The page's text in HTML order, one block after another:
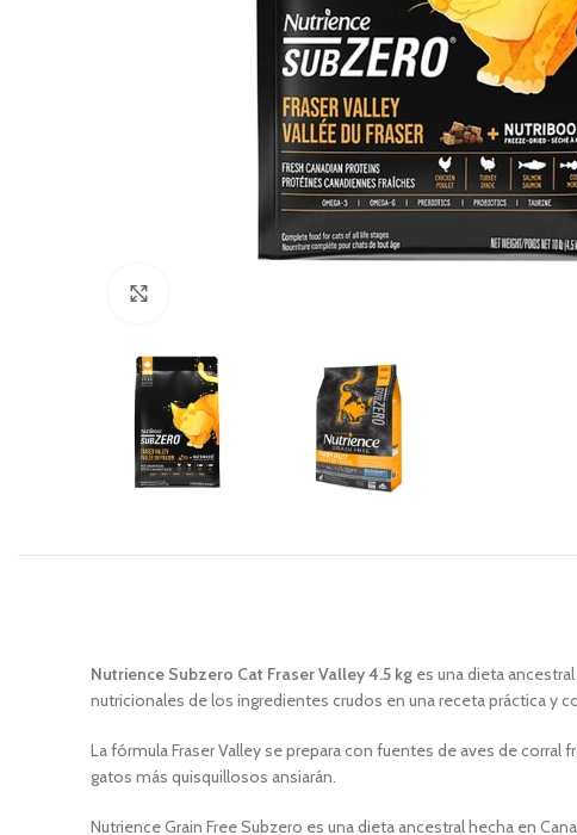
Nutrience Subzero Cat Fraser Valley 4.5 kg es una dieta
nutricionales de los ingredientes crudos en una receta práctica y
La fórmula Fraser Valley se prepara con fuentes de aves de
gatos más quisquillosos ansiarán.
Nutrience Grain Free Subzero es una dieta ancestral hecha en